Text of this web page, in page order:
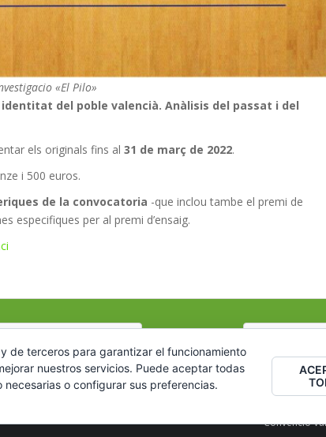
«El Pilo»
del poble valencià. Anàlisis del passat i del
els originals fins al 31 de març de 2022.
i 500 euros.
de la convocatoria -que inclou tambe el premi de
especifiques per al premi d’ensaig.
de la llengua valenciana
Convenció
de terceros para garantizar el funcionamiento
nuestros servicios. Puede aceptar todas
necesarias o configurar sus preferencias.